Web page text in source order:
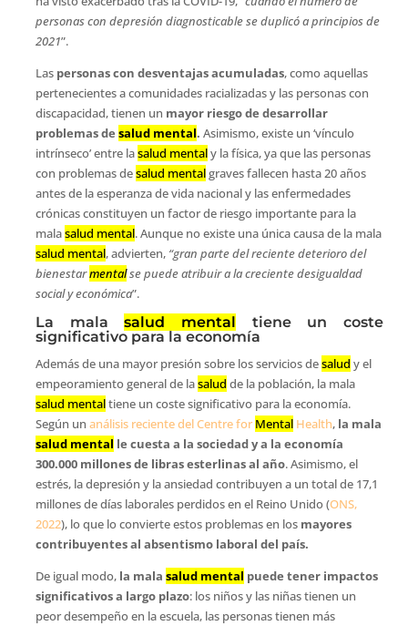
personas con depresión diagnosticable se duplicó a principios de
2021”.
Las personas con desventajas acumuladas, como aquellas
pertenecientes a comunidades racializadas y las personas con
discapacidad, tienen un mayor riesgo de desarrollar
problemas de salud mental. Asimismo, existe un ‘vínculo
intrínseco’ entre lasalud mentaly la física, ya que las personas
con problemas desalud mentalgraves fallecen hasta 20 años
antes de la esperanza de vida nacional y las enfermedades
crónicas constituyen un factor de riesgo importante para la
malasalud mental. Aunque no existe una única causa de la mala
salud mental, advierten, “gran parte del reciente deterioro del
bienestarmentalse puede atribuir a la creciente desigualdad
social y económica”.
La malasalud mental tiene un coste
significativo para la economía
Además de una mayor presión sobre los servicios desalud y el
empeoramiento general de lasalud de la población, la mala
salud mentaltiene un coste significativo para la economía.
Según un análisis reciente del Centre forMentalHealth, la mala
salud mental le cuesta a la sociedad y a la economía
300.000 millones de libras esterlinas al año. Asimismo, el
estrés, la depresión y la ansiedad contribuyen a un total de 17,1
millones de días laborales perdidos en el Reino Unido (ONS,
2022), lo que lo convierte estos problemas en losmayores
contribuyentes al absentismo laboral del país.
De igual modo,la mala salud mental puede tener impactos
significativos a largo plazo: los niños y las niñas tienen un
peor desempeño en la escuela, las personas tienen más